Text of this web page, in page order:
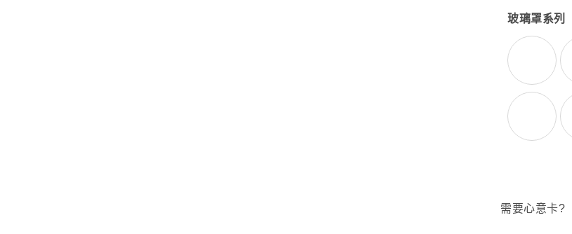
玻璃罩系列
經典紅
海洋淺
需要心意卡?